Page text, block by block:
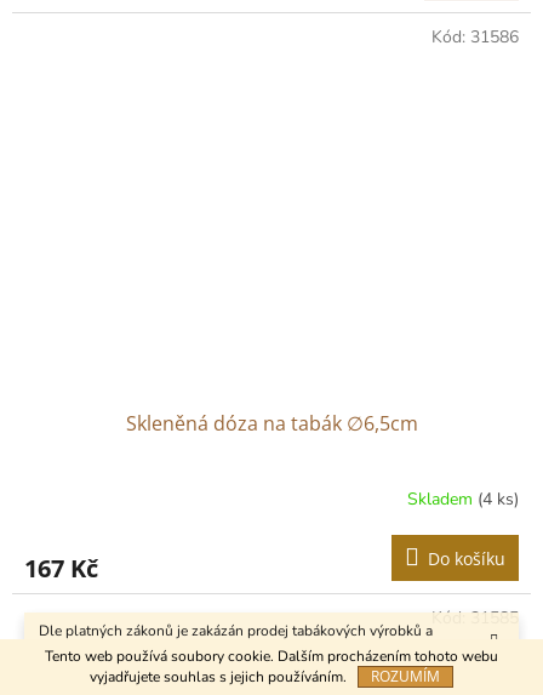
Tento web používá soubory cookie. Dalším procházením tohoto webu
vyjadřujete souhlas s jejich používáním.
ROZUMÍM
Dle platných zákonů je zakázán prodej tabákových výrobků a
kuřáckých pomůcek osobám mladším 18 let.
Skleněná dóza na tabák ∅6,5cm
Skladem (4 ks)
167 Kč Do košíku
Kód: 31586
Kód:31585